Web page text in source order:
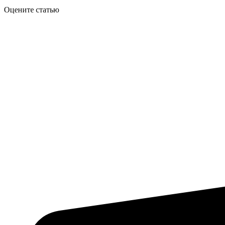
Оцените статью